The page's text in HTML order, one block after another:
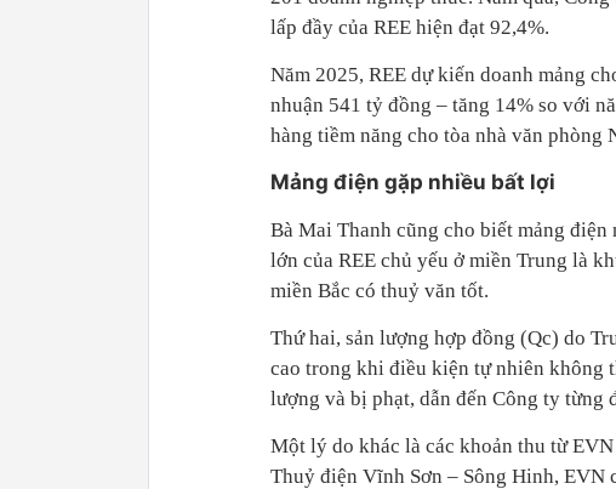
lấp đầy của REE hiện đạt 92,4%.
Năm 2025, REE dự kiến doanh mảng
nhuận 541 tỷ đồng – tăng 14% so với
hàng tiềm năng cho tòa nhà văn phòng
Mảng điện gặp nhiều bất lợi
Bà Mai Thanh cũng cho biết mảng
lớn của REE chủ yếu ở miền Trung là
miền Bắc có thuỷ văn tốt.
Thứ hai, sản lượng hợp đồng (Qc) do
cao trong khi điều kiện tự nhiên không
lượng và bị phạt, dẫn đến Công ty từng
Một lý do khác là các khoản thu từ
Thuỷ điện Vĩnh Sơn – Sông Hinh, EVN